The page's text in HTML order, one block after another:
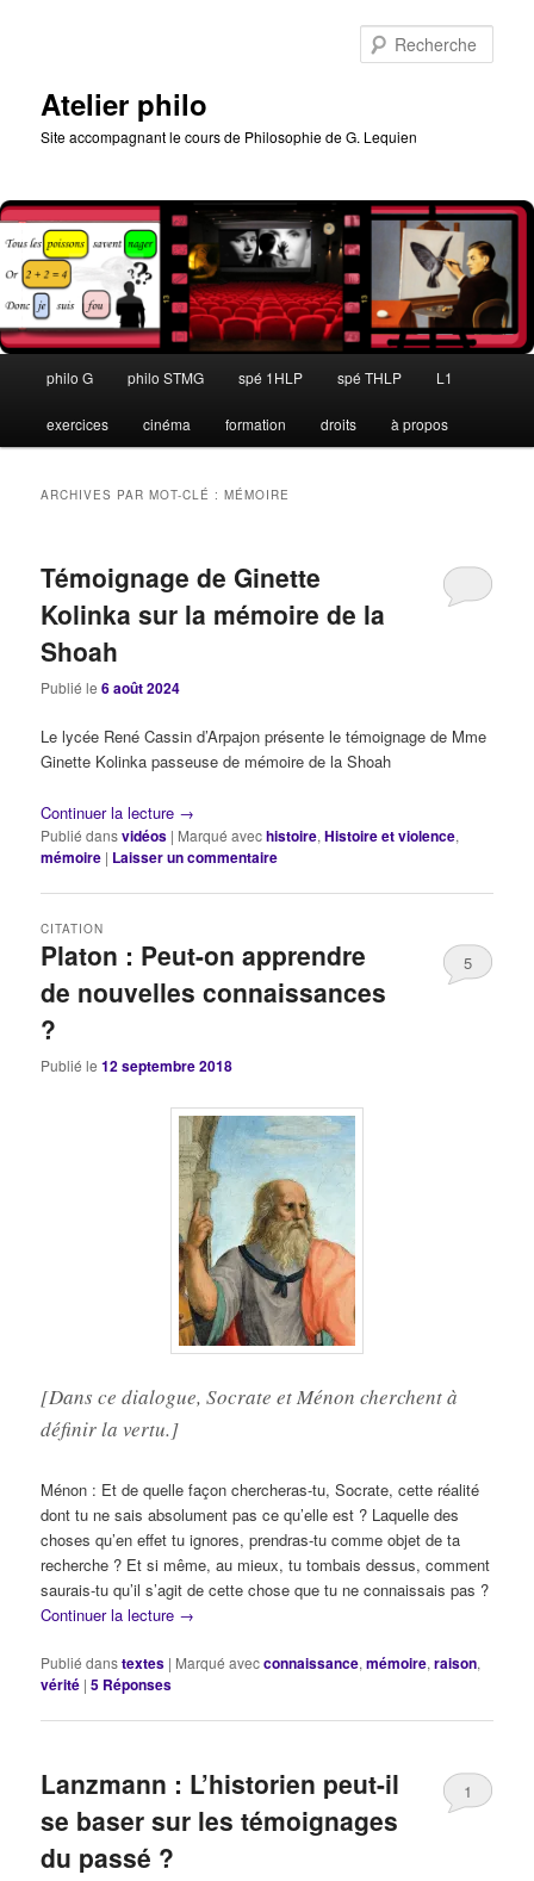
Atelier philo
Site accompagnant le cours de Philosophie de G. Lequien
principal
philo G philo STMG spé 1HLP spé THLP L1
exercices cinéma formation droits à propos
ARCHIVES PAR MOT-CLÉ :MÉMOIRE
Témoignage de Ginette
Kolinka sur la mémoire de la
Shoah
Publié le6 août 2024
Le lycée René Cassin d’Arpajon présente le témoignage de Mme
Ginette Kolinka passeuse de mémoire de la Shoah
Continuer la lecture →
Publié dansvidéos | Marqué avechistoire,Histoire et violence,
mémoire | Laisser un commentaire
Platon : Peut-on apprendre
de nouvelles connaissances
?
CITATION
Publié le12 septembre 2018
5
[Dans ce dialogue, Socrate et Ménon cherchent à
définir la vertu.]
Ménon : Et de quelle façon chercheras-tu, Socrate, cette réalité
dont tu ne sais absolument pas ce qu’elle est ? Laquelle des
choses qu’en effet tu ignores, prendras-tu comme objet de ta
recherche ? Et si même, au mieux, tu tombais dessus, comment
saurais-tu qu’il s’agit de cette chose que tu ne connaissais pas ?
Continuer la lecture →
Publié danstextes | Marqué avecconnaissance,mémoire,raison,
vérité |5 Réponses
Lanzmann : L’historien peut-il
se baser sur les témoignages
du passé ?
1